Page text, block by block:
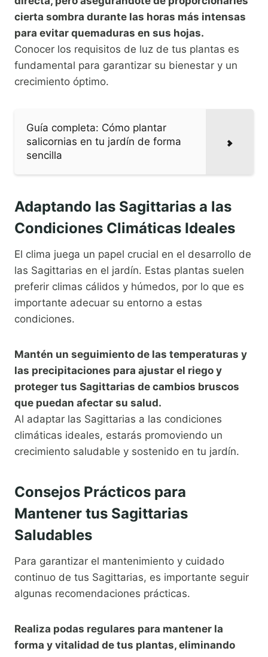
cierta sombra durante las horas más intensas
para evitar quemaduras en sus hojas.
Conocer los requisitos de luz de tus plantas es
fundamental para garantizar su bienestar y un
crecimiento óptimo.
Guía completa: Cómo plantar
salicornias en tu jardín de forma
sencilla
Adaptando las Sagittarias a las
Condiciones Climáticas Ideales
El clima juega un papel crucial en el desarrollo de
las Sagittarias en el jardín. Estas plantas suelen
preferir climas cálidos y húmedos, por lo que es
importante adecuar su entorno a estas
condiciones.
Mantén un seguimiento de las temperaturas y
las precipitaciones para ajustar el riego y
proteger tus Sagittarias de cambios bruscos
que puedan afectar su salud.
Al adaptar las Sagittarias a las condiciones
climáticas ideales, estarás promoviendo un
crecimiento saludable y sostenido en tu jardín.
Consejos Prácticos para
Mantener tus Sagittarias
Saludables
Para garantizar el mantenimiento y cuidado
continuo de tus Sagittarias, es importante seguir
algunas recomendaciones prácticas.
Realiza podas regulares para mantener la
forma y vitalidad de tus plantas, eliminando